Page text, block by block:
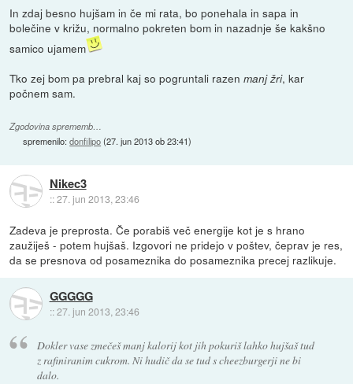
In zdaj besno hujšam in če mi rata, bo ponehala in sapa in
bolečine v križu, normalno pokreten bom in nazadnje še kakšno
samico ujamem
Tko zej bom pa prebral kaj so pogruntali razenmanj žri, kar
počnem sam.
Zgodovina sprememb…
spremenilo:donfilipo(27. jun 2013 ob 23:41)
Nikec3
::27. jun 2013, 23:46
Zadeva je preprosta. Če porabiš več energije kot je s hrano
zaužiješ - potem hujšaš. Izgovori ne pridejo v poštev, čeprav je res,
da se presnova od posameznika do posameznika precej razlikuje.
GGGGG
::27. jun 2013, 23:46
Dokler vase zmečeš manj kalorij kot jih pokuriš lahko hujšaš tud
z rafiniranim cukrom. Ni hudič da se tud s cheezburgerji ne bi
dalo.